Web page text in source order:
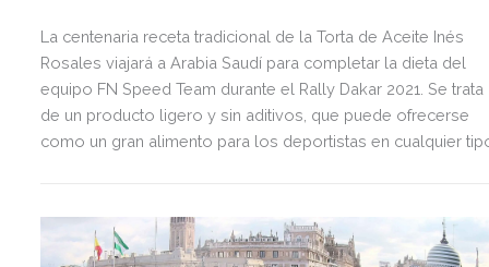
La centenaria receta tradicional de la Torta de Aceite Inés
Rosales viajará a Arabia Saudí para completar la dieta del
equipo FN Speed Team durante el Rally Dakar 2021. Se trata
de un producto ligero y sin aditivos, que puede ofrecerse
como un gran alimento para los deportistas en cualquier